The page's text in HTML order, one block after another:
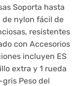
Soporta hasta
de nylon fácil de
resistentes
con Accesorios
incluyen ES
extra y 1 rueda
Peso del